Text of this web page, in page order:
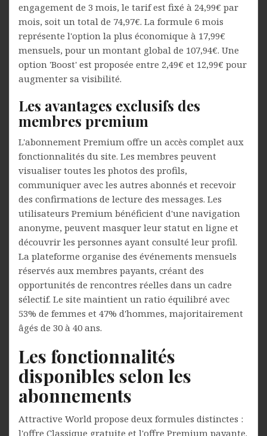
engagement de 3 mois, le tarif est fixé à 24,99€ par
mois, soit un total de 74,97€. La formule 6 mois
représente l'option la plus économique à 17,99€
mensuels, pour un montant global de 107,94€. Une
option 'Boost' est proposée entre 2,49€ et 12,99€ pour
augmenter sa visibilité.
Les avantages exclusifs des
membres premium
L'abonnement Premium offre un accès complet aux
fonctionnalités du site. Les membres peuvent
visualiser toutes les photos des profils,
communiquer avec les autres abonnés et recevoir
des confirmations de lecture des messages. Les
utilisateurs Premium bénéficient d'une navigation
anonyme, peuvent masquer leur statut en ligne et
découvrir les personnes ayant consulté leur profil.
La plateforme organise des événements mensuels
réservés aux membres payants, créant des
opportunités de rencontres réelles dans un cadre
sélectif. Le site maintient un ratio équilibré avec
53% de femmes et 47% d'hommes, majoritairement
âgés de 30 à 40 ans.
Les fonctionnalités
disponibles selon les
abonnements
Attractive World propose deux formules distinctes :
l'offre Classique gratuite et l'offre Premium payante.